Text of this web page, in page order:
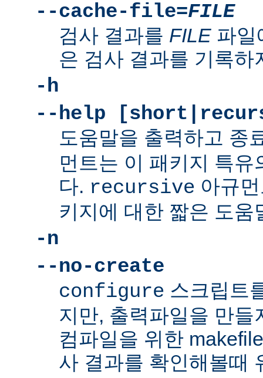
--cache-file=FILE
검사 결과를 FILE 파일
은 검사 결과를 기록하
-h
--help
도움말을 출력하고 종
먼트는 이 패키지 특
다. recursive 아규
키지에 대한 짧은 도움
-n
--no-create
configure 스크립트
지만, 출력파일을 만들
컴파일을 위한
사 결과를 확인해볼때